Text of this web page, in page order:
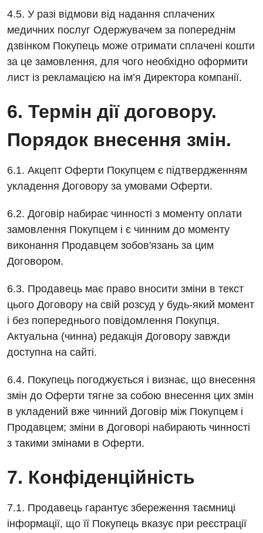
4.5. У разі відмови від надання сплачених
медичних послуг Одержувачем за попереднім
дзвінком Покупець може отримати сплачені кошти
за це замовлення, для чого необхідно оформити
лист із рекламацією на ім’я Директора компанії.
6. Термін дії договору.
Порядок внесення змін.
6.1. Акцепт Оферти Покупцем є підтвердженням
укладення Договору за умовами Оферти.
6.2. Договір набирає чинності з моменту оплати
замовлення Покупцем і є чинним до моменту
виконання Продавцем зобов'язань за цим
Договором.
6.3. Продавець має право вносити зміни в текст
цього Договору на свій розсуд у будь-який момент
і без попереднього повідомлення Покупця.
Актуальна (чинна) редакція Договору завжди
доступна на сайті.
6.4. Покупець погоджується і визнає, що внесення
змін до Оферти тягне за собою внесення цих змін
в укладений вже чинний Договір між Покупцем і
Продавцем; зміни в Договорі набирають чинності
з такими змінами в Оферти.
7. Конфіденційність
7.1. Продавець гарантує збереження таємниці
інформації, що її Покупець вказує при реєстрації